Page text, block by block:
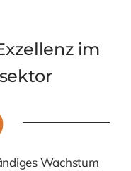
im
Wachstum